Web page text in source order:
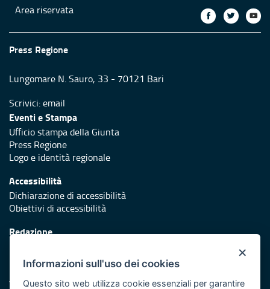
Area riservata
Press Regione
Lungomare N. Sauro, 33 - 70121 Bari
Scrivici:email
Eventi e Stampa
Ufficio stampa della Giunta
Press Regione
Logo e identità regionale
Accessibilità
Dichiarazione di accessibilità
Obiettivi di accessibilità
Redazione
Protezione civile
Vai al sito di Protezione Civile Puglia
×
Informazioni sull'uso dei cookies
Questo sito web utilizza cookie essenziali per garantire